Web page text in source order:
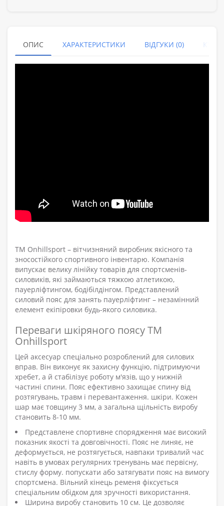
ОПИС ХАРАКТЕРИСТИКИ ВІДГУКИ (0)
ТМ Onhillsport – вітчизняний виробник якісного та
зносостійкого спортивного інвентарю. Компанія
випускає велику лінійку товарів для спортсменів-
силовиків, які займаються тяжкою атлетикою,
пауерліфтингом, бодібілдінгом. Представлений
силовий пояс для занять пауерліфтинг – незамінний
елемент екіпіровки будь-якого силовика.
Переваги шкіряного поясу ТМ
Onhillsport
Цей аксесуар спеціально розроблений для силових
вправ. Він виконує як захисну функцію, підтримуючи
хребет, а й стабілізує роботу м'язів, що у нижній
частині спини. Пояс ефективно захищає спину від
розтягувань, травм і перевантаження. шкіри. Кожен
шар має товщину 3 мм, а загальна щільність виробу
становить 8-10 мм.
Представлене спортивне спорядження має високий
показник якості та довговічності. Пояс не линяє, не
деформується, не розтягується, навпаки тривалий час
навіть в умовах регулярних тренувань має первісну,
стислу форму. попускати або затягувати пояс на вимогу
спортсмена. Вільний кінець ременя фіксується
спеціальним обідком для зручності використання.
Ширина виробу становить 10 см. Це дозволяє